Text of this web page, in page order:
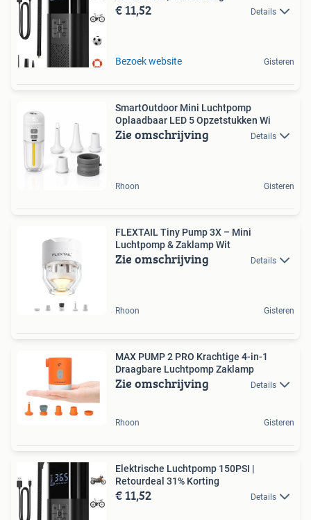
€ 11,52 Details
Bezoek website Gisteren
SmartOutdoor Mini Luchtpomp
Oplaadbaar LED 5 Opzetstukken Wi
Zie omschrijving Details
Rhoon Gisteren
FLEXTAIL Tiny Pump 3X – Mini
Luchtpomp & Zaklamp Wit
Zie omschrijving Details
Rhoon Gisteren
MAX PUMP 2 PRO Krachtige 4-in-1
Draagbare Luchtpomp Zaklamp
Zie omschrijving Details
Rhoon Gisteren
Elektrische Luchtpomp 150PSI |
Retourdeal 31% Korting
€ 11,52 Details